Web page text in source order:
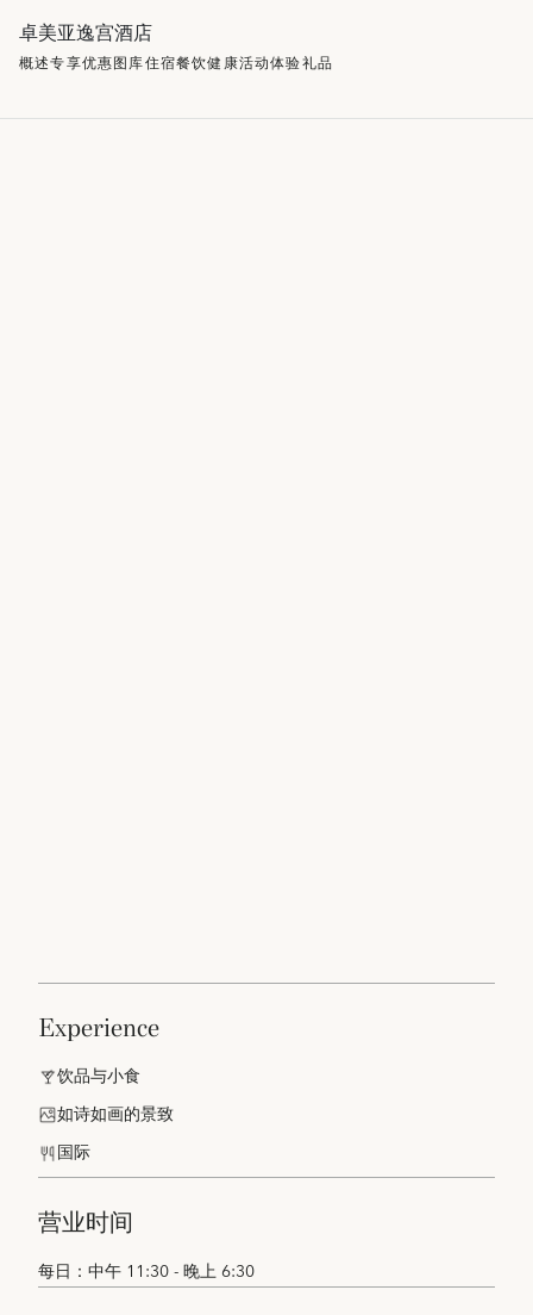
卓美亚逸宫酒店
概述专享优惠图库住宿餐饮健康活动体验礼品
experience
饮品与小食
如诗如画的景致
国际
营业时间
每日：中午 11:30 - 晚上 6:30